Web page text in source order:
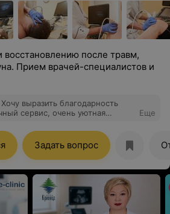
восстановлению после травм,
Прием врачей-специалистов и
выразить благодарность
очень уютная
врачи. Спасибо.
Еще
Задать вопрос